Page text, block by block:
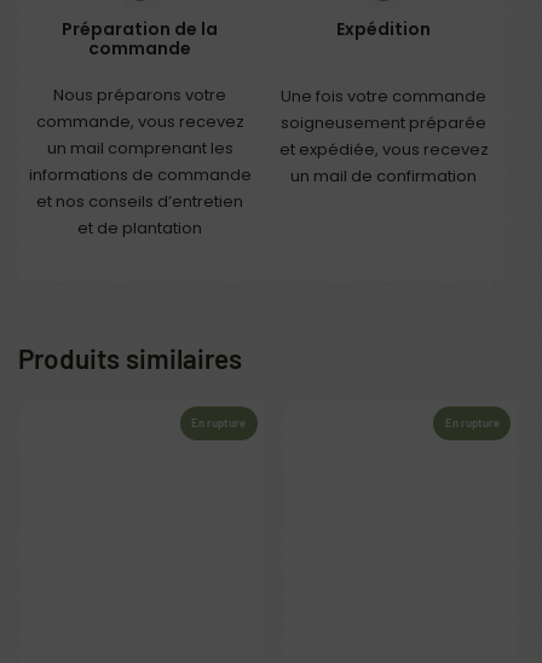
Préparation de la
commande
Nous préparons votre
commande, vous recevez
un mail comprenant les
informations de commande
et nos conseils d’entretien
et de plantation
Expédition
Une fois votre commande
soigneusement préparée
et expédiée, vous recevez
un mail de confirmation
Produits similaires
En rupture En rupture